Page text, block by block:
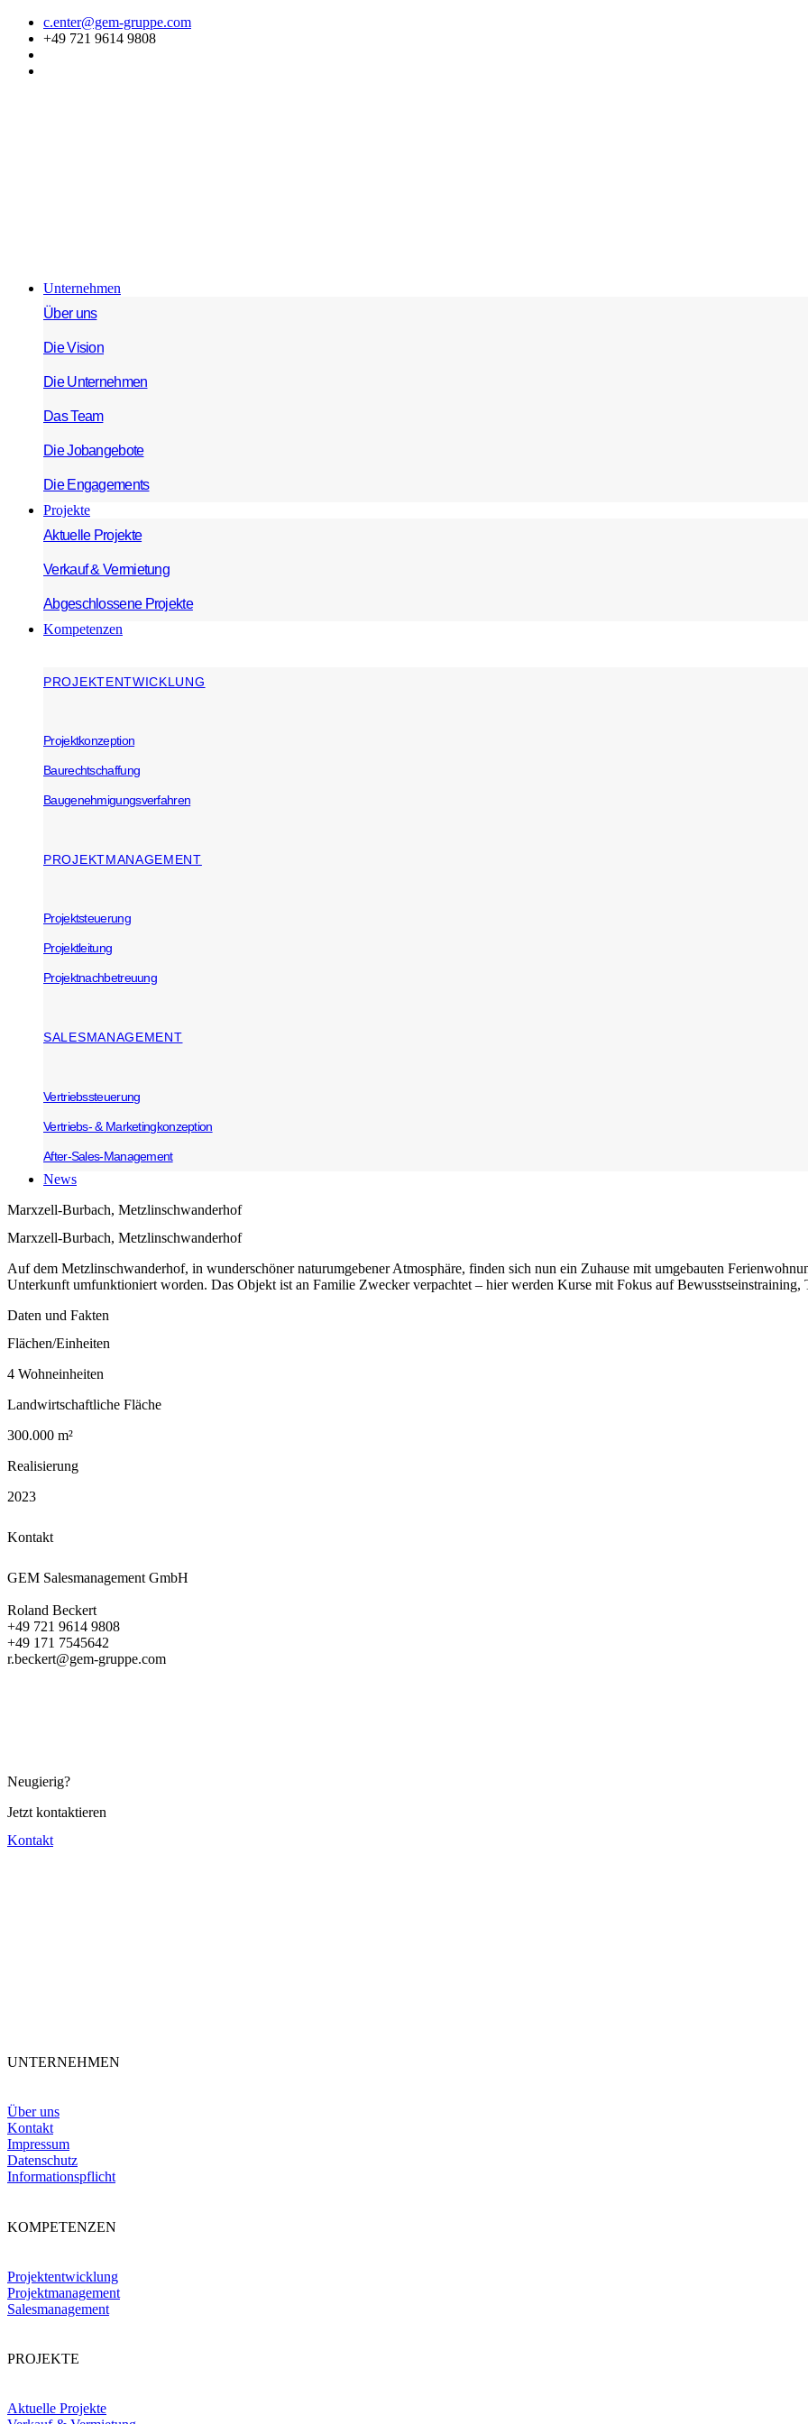
Zum
Inhalt
springen
c.enter@gem-gruppe.com
+49 721 9614 9808
Unternehmen
Über uns
Die Vision
Die Unternehmen
Das Team
Die Jobangebote
Die Engagements
Projekte
Aktuelle Projekte
Verkauf & Vermietung
Abgeschlossene Projekte
Kompetenzen
PROJEKTENTWICKLUNG
Projektkonzeption
Baurechtschaffung
Baugenehmigungsverfahren
PROJEKTMANAGEMENT
Projektsteuerung
Projektleitung
Projektnachbetreuung
SALESMANAGEMENT
Vertriebssteuerung
Vertriebs- & Marketingkonzeption
After-Sales-Management
News
Marxzell-Burbach, Metzlinschwanderhof
Marxzell-Burbach, Metzlinschwanderhof
Auf dem Metzlinschwanderhof, in wunderschöner naturumgebener Atmosphäre, finden sich nun ein Zuhause mit umgebauten
Unterkunft umfunktioniert worden. Das Objekt ist an Familie Zwecker verpachtet – hier werden Kurse mit Fokus auf
Daten und Fakten
Flächen/Einheiten
4 Wohneinheiten
Landwirt­schaftliche Fläche
300.000 m²
Realisierung
2023
Kontakt
GEM Salesmanagement GmbH
Roland Beckert
+49 721 9614 9808
+49 171 7545642
r.beckert@gem-gruppe.com
Neugierig?
Jetzt kontaktieren
Kontakt
UNTERNEHMEN
Über uns
Kontakt
Impressum
Datenschutz
Informationspflicht
KOMPETENZEN
Projektentwicklung
Projektmanagement
Salesmanagement
PROJEKTE
Aktuelle Projekte